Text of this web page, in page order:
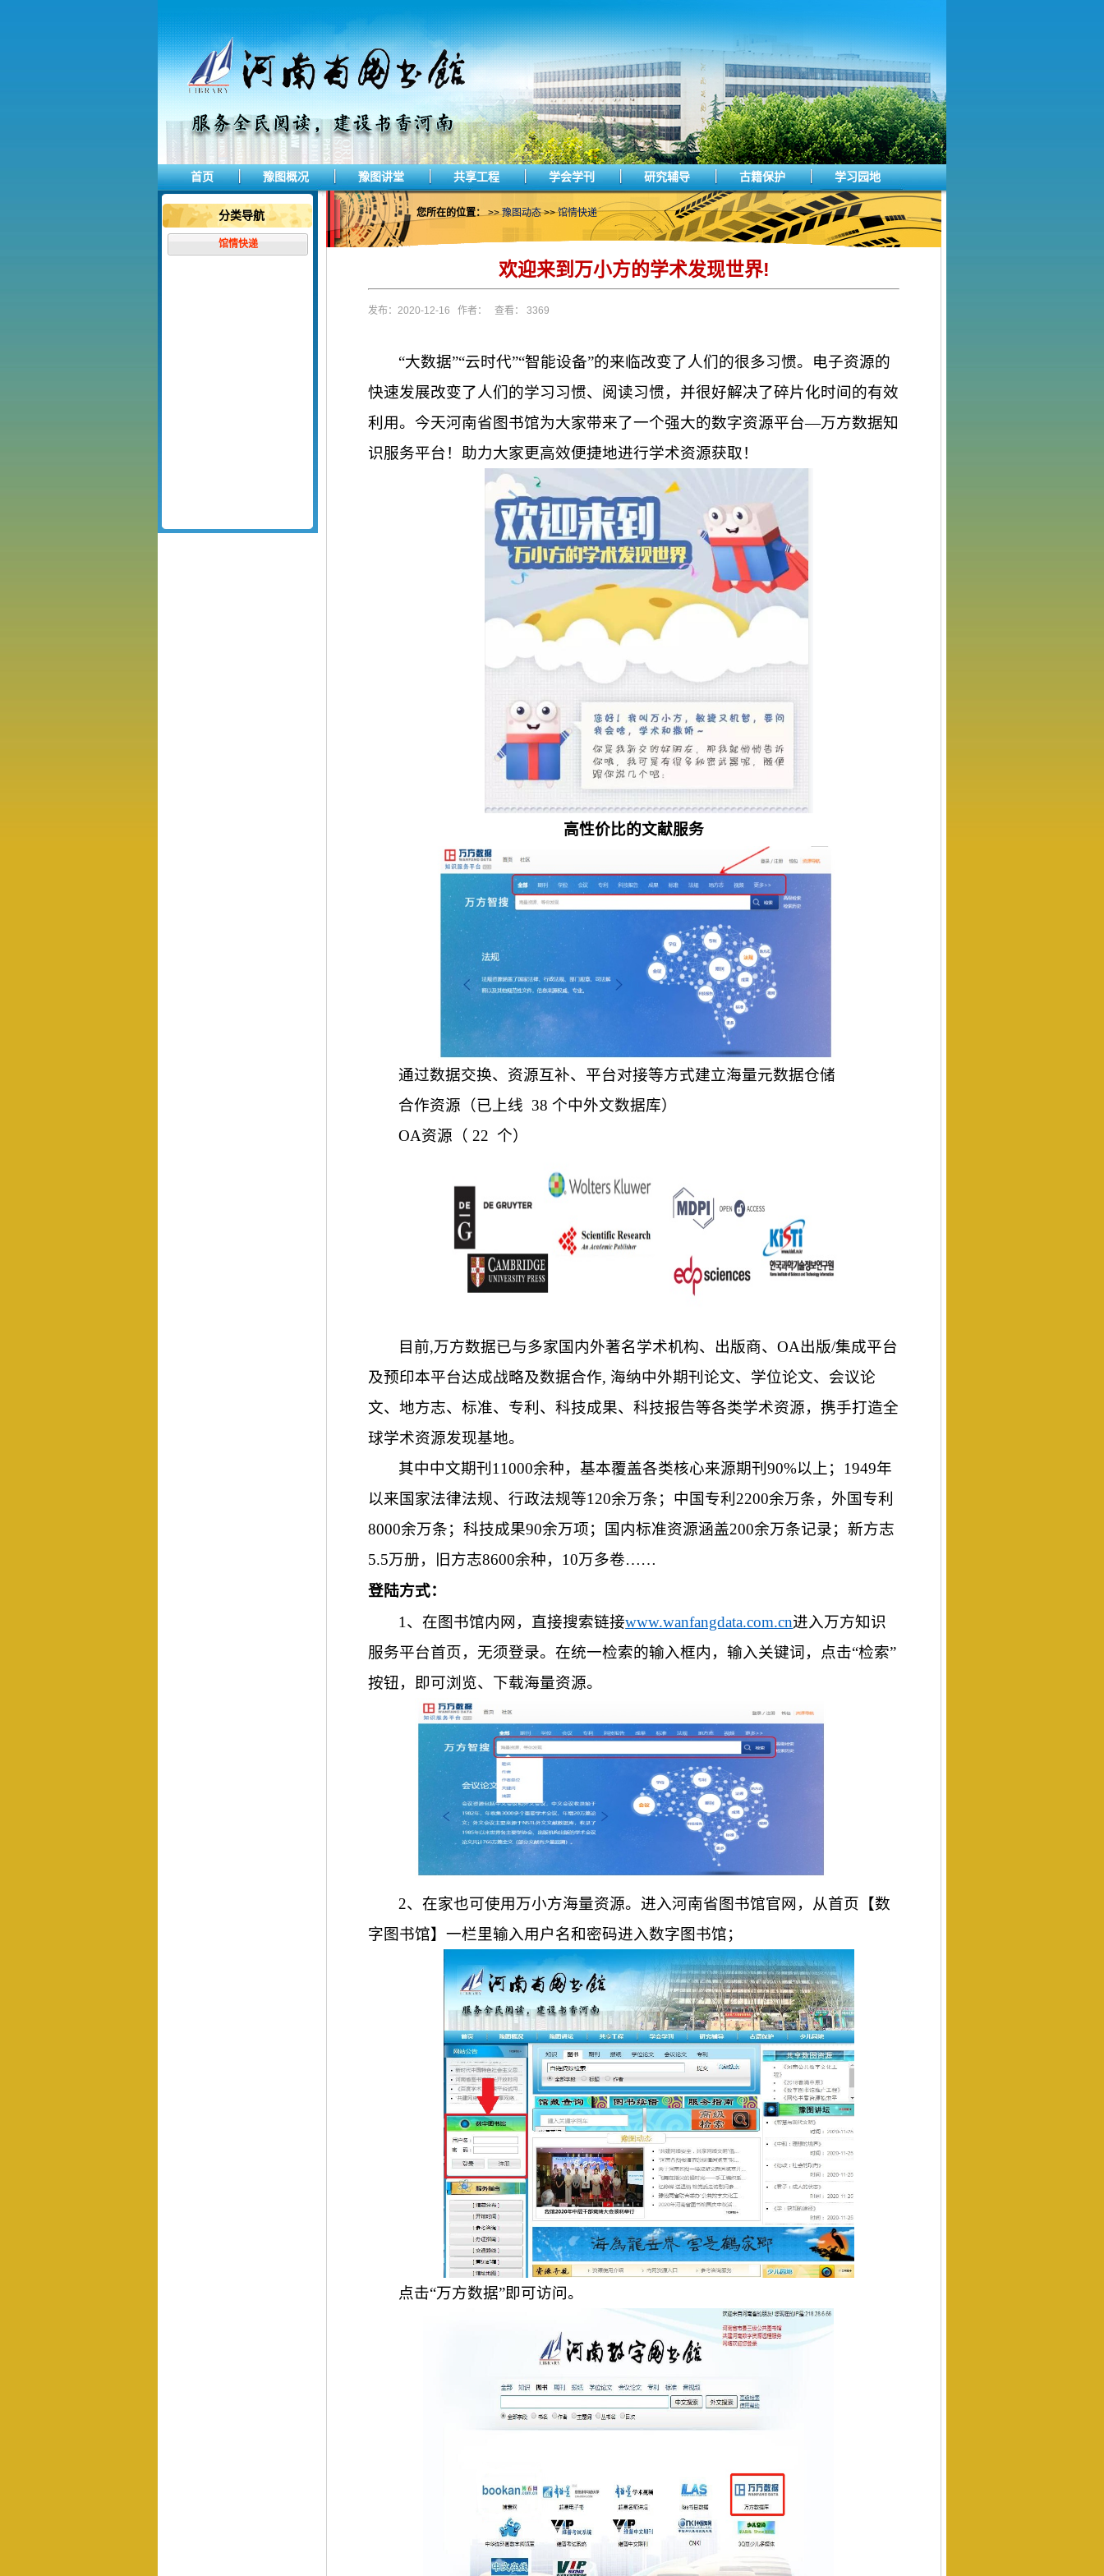
首页 豫图概况 豫图讲堂 共享工程 学会学刊 研究辅导 古籍保护 学习园地
分类导航
馆情快递
您所在的位置：>>豫图动态>>馆情快递
欢迎来到万小方的学术发现世界!
发布：2020-12-16 作者： 查看： 3369
“大数据”“云时代”“智能设备”的来临改变了人们的很多习惯。电子资源的
快速发展改变了人们的学习习惯、阅读习惯，并很好解决了碎片化时间的有效
利用。今天河南省图书馆为大家带来了一个强大的数字资源平台—万方数据知
识服务平台 ！助力大家更高效便捷地进行学术资源获取！
高性价比的文献服务
通过数据交换、资源互补、平台对接等方式建立海量元数据仓储
合作资源（已上线 38 个中外文数据库）
OA资源（ 22 个）
目前,万方数据已与多家国内外著名学术机构、出版商、OA出版/集成平台
及预印本平台达成战略及数据合作, 海纳中外期刊论文、学位论文、会议论
文、 地方志、标准、专利、科技成果、科技报告等各类学术资源，携手打造全
球学术资源发现基地。
其中中文期刊 11000余种，基本覆盖各类核心来源期刊90%以上； 1949年
以来国家法律法规、行政法规等120余万条； 中国专利 2200余万条，外国专利
8000余万条；科技成果90余万项；国内标准资源涵盖200余万条记录；新方志
5.5万册，旧方志8600余种，10万多卷……
登陆方式：
1、在图书馆内网，直接搜索链接www.wanfangdata.com.cn进入万方知识
服务平台首页， 无须登录。 在统一检索的输入框内 ， 输入关键词，点击“检索”
按钮，即可浏览、下载海量资源。
2、在家也可使用万小方海量资源。 进入河南省图书馆官网，从首页【数
字图书馆】一栏里输入用户名和密码进入数字图书馆；
点击“万方数据”即可访问。